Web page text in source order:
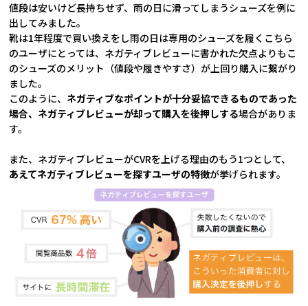
値段は安いけど長持ちせず、雨の日に滑ってしまうシューズを例に
出してみました。
靴は1年程度で買い換えをし雨の日は専用のシューズを履くこちら
のユーザにとっては、ネガティブレビューに書かれた欠点よりもこ
のシューズのメリット（値段や履きやすさ）が上回り購入に繋がり
ました。
このように、 ネガティブなポイントが十分妥協できるものであった
場合、ネガティブレビューが却って購入を後押しする場合がありま
す。
また、ネガティブレビューがCVRを上げる理由のもう1つとして、
あえてネガティブレビューを探すユーザの特徴が挙げられます。